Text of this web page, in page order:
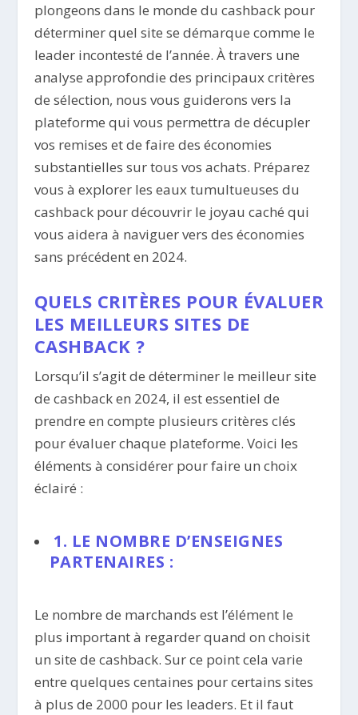
plongeons dans le monde du cashback pour
déterminer quel site se démarque comme le
leader incontesté de l’année. À travers une
analyse approfondie des principaux critères
de sélection, nous vous guiderons vers la
plateforme qui vous permettra de décupler
vos remises et de faire des économies
substantielles sur tous vos achats. Préparez
vous à explorer les eaux tumultueuses du
cashback pour découvrir le joyau caché qui
vous aidera à naviguer vers des économies
sans précédent en 2024.
QUELS CRITÈRES POUR ÉVALUER
LES MEILLEURS SITES DE
CASHBACK ?
Lorsqu’il s’agit de déterminer le meilleur site
de cashback en 2024, il est essentiel de
prendre en compte plusieurs critères clés
pour évaluer chaque plateforme. Voici les
éléments à considérer pour faire un choix
éclairé :
1. LE NOMBRE D’ENSEIGNES
PARTENAIRES :
Le nombre de marchands est l’élément le
plus important à regarder quand on choisit
un site de cashback. Sur ce point cela varie
entre quelques centaines pour certains sites
à plus de 2000 pour les leaders. Et il faut